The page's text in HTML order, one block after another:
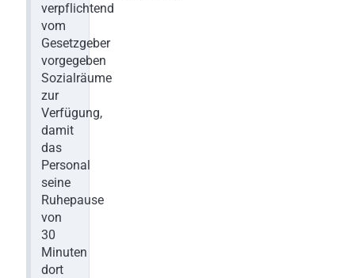
verpflichtend
vom
Gesetzgeber
vorgegeben
Sozialräume
zur
Verfügung,
damit
das
Personal
seine
Ruhepause
von
30
Minuten
dort